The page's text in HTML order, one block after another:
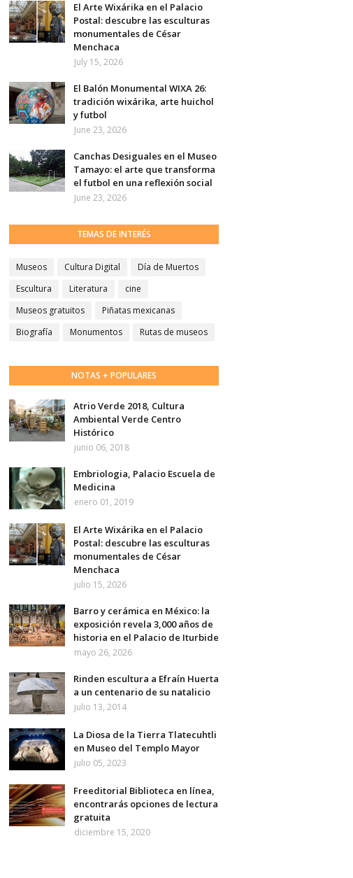
El Arte Wixárika en el Palacio
Postal: descubre las esculturas
monumentales de César
Menchaca
July 15, 2026
El Balón Monumental WIXA 26:
tradición wixárika, arte huichol
y futbol
June 23, 2026
Canchas Desiguales en el Museo
Tamayo: el arte que transforma
el futbol en una reflexión social
June 23, 2026
TEMAS DE INTERÉS
Museos Cultura Digital
Día de Muertos
Escultura
Literatura
cine
Museos gratuitos
Piñatas mexicanas
Biografía
Monumentos Rutas de museos
NOTAS + POPULARES
Atrio Verde 2018, Cultura
Ambiental Verde Centro
Histórico
junio 06, 2018
Embriologia, Palacio Escuela de
Medicina
enero 01, 2019
El Arte Wixárika en el Palacio
Postal: descubre las esculturas
monumentales de César
Menchaca
julio 15, 2026
Barro y cerámica en México: la
exposición revela 3,000 años de
historia en el Palacio de Iturbide
mayo 26, 2026
Rinden escultura a Efraín Huerta
a un centenario de su natalicio
julio 13, 2014
La Diosa de la Tierra Tlatecuhtli
en Museo del Templo Mayor
julio 05, 2023
Freeditorial Biblioteca en línea,
encontrarás opciones de lectura
gratuita
diciembre 15, 2020